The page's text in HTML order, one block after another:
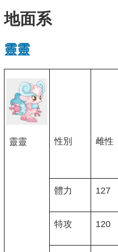
地面系
靈靈
靈靈 性別 雌性
體力 127
特攻 120